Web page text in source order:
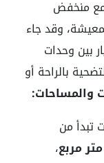
منخفض
وقد جاء
بين وحدات
بالراحة أو
والمساحات:
من
،